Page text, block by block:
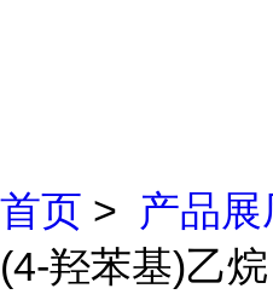
首页 > 产品展
(4-羟苯基)乙烷